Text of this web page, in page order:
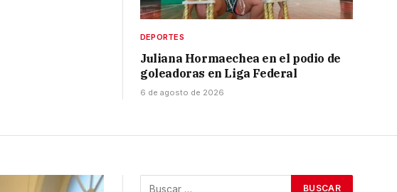
DEPORTES
Juliana Hormaechea en el podio de
goleadoras en Liga Federal
6 de agosto de 2026